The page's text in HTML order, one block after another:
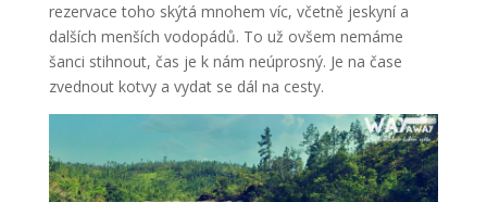
rezervace toho skýtá mnohem víc, včetně jeskyní a
dalších menších vodopádů. To už ovšem nemáme
šanci stihnout, čas je k nám neúprosný. Je na čase
zvednout kotvy a vydat se dál na cesty.